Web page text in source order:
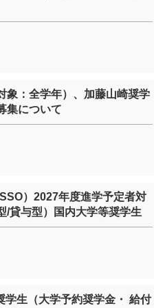
象：全学年）、加藤山崎奨学
集について
）2027年度進学予定者対
/貸与型）国内大学等奨学生
生（大学予約奨学金・ 給付